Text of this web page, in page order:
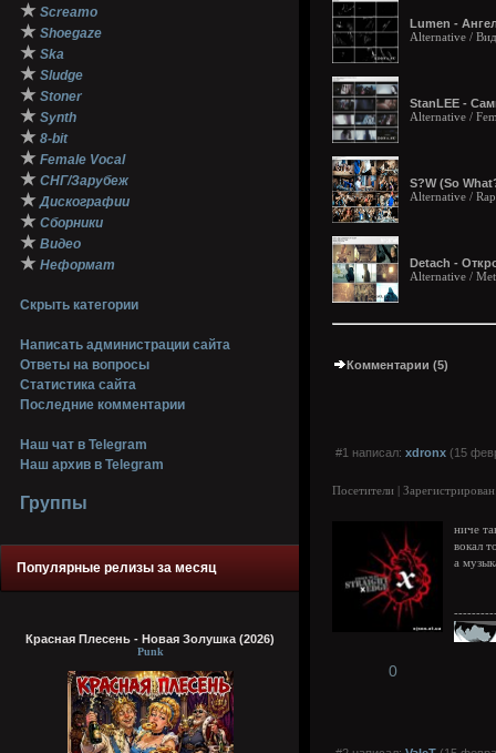
★ Screamo
★ Shoegaze
★ Ska
★ Sludge
★ Stoner
★ Synth
★ 8-bit
★ Female Vocal
★ СНГ/Зарубеж
★ Дискографии
★ Сборники
★ Видео
★ Неформат
Скрыть категории
Написать администрации сайта
Ответы на вопросы
Статистика сайта
Последние комментарии
Наш чат в Telegram
Наш архив в Telegram
Группы
Популярные релизы за месяц
Красная Плесень - Новая Золушка (2026)
Punk
Lumen -
Alternative /
StanLEE -
Alternative /
S?W (So
Alternative /
Detach -
Alternative /
Комментарии (5)
#1 написал: xdronx (15
Посетители |
ниче
вокал
а
0